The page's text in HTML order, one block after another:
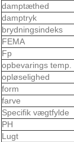
damptæthed
damptryk
brydningsindeks
FEMA
Fp
opbevarings temp.
opløselighed
form
farve
Specifik vægtfylde
PH
Lugt